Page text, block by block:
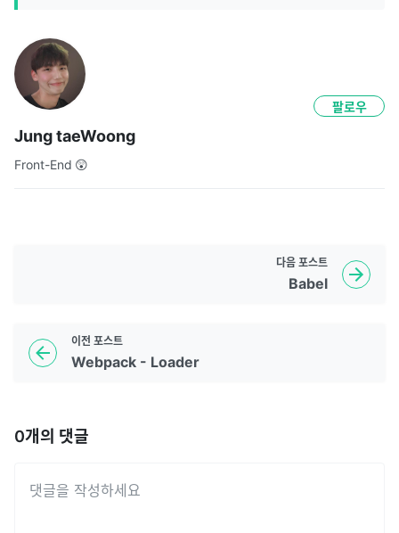
Jung taeWoong
Front-End 😲
팔로우
이전 포스트
Webpack - Loader
다음 포스트
Babel
0개의 댓글